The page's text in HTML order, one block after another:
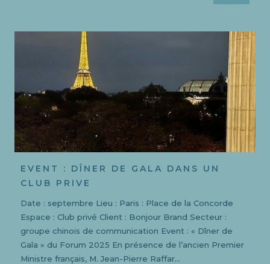
EVENT : DÎNER DE GALA DANS UN
CLUB PRIVE
Date : septembre Lieu : Paris : Place de la Concorde
Espace : Club privé Client : Bonjour Brand Secteur :
groupe chinois de communication Event : « Dîner de
Gala » du Forum 2025 En présence de l’ancien Premier
Ministre français, M. Jean-Pierre Raffar...